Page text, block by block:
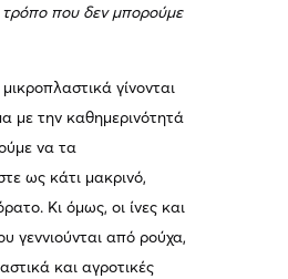
τρόπο που δεν μπορούμε
γίνονται
με την καθημερινότητά
να τα
ως κάτι μακρινό,
Κι όμως, οι ίνες και
γεννιούνται από ρούχα,
και αγροτικές